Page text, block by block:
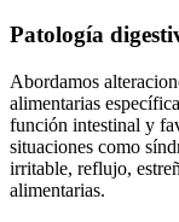
Patología
Abordamos
alimentarias
función intestinal y
situaciones como
irritable, reflujo,
alimentarias.